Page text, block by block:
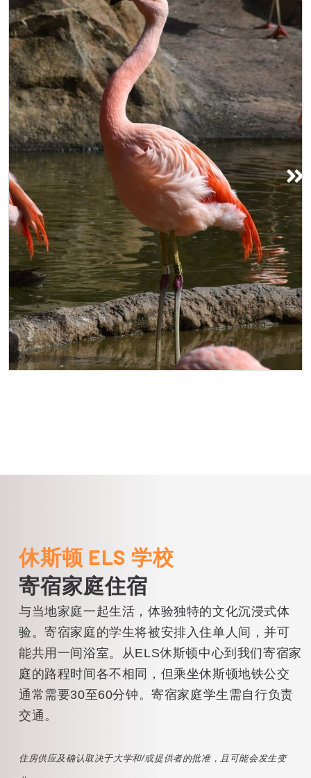
赫尔曼公园和休斯顿动物园
于休斯顿市中心的郁郁葱葱的公园里，
休斯顿 ELS 学校
寄宿家庭住宿
与当地家庭一起生活，体验独特的文化沉浸式体
验。寄宿家庭的学生将被安排入住单人间，并可
能共用一间浴室。从ELS休斯顿中心到我们寄宿家
庭的路程时间各不相同，但乘坐休斯顿地铁公交
通常需要30至60分钟。寄宿家庭学生需自行负责
交通。
住房供应及确认取决于大学和/或提供者的批准，且可能会发生变